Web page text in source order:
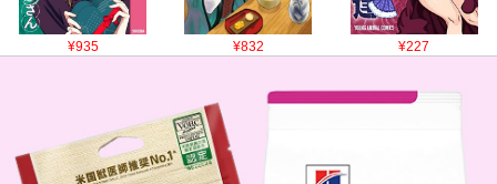
¥935 ¥832 ¥227